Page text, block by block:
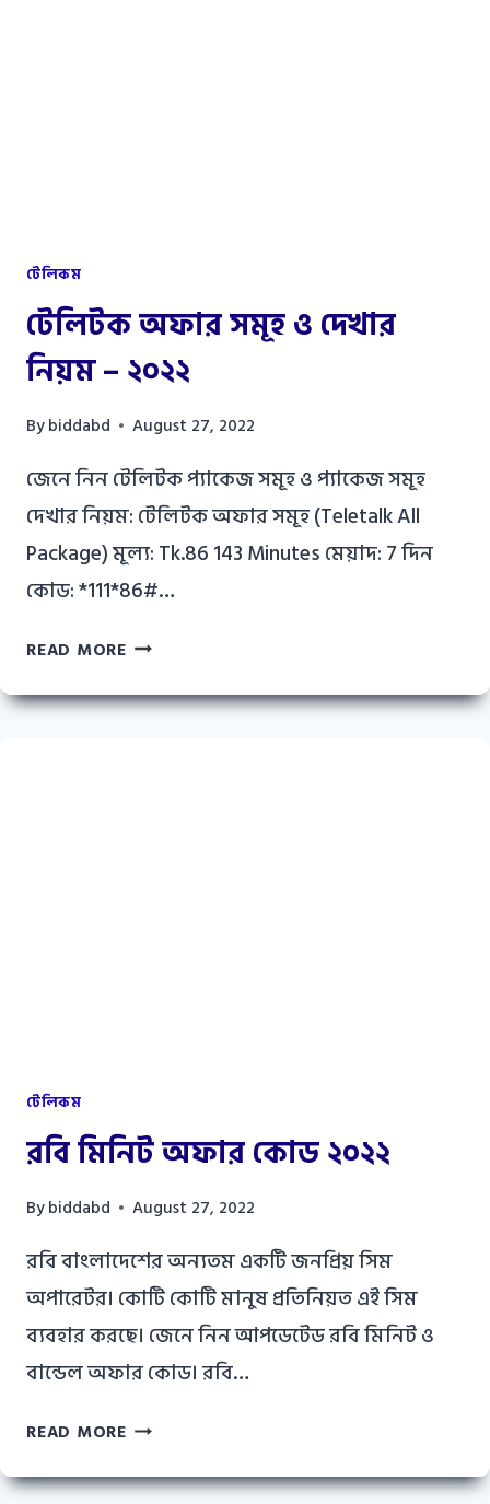
টেলিকম
টেলিটক অফার সমূহ ও দেখার
নিয়ম – ২০২২
Bybiddabd August 27, 2022
জেনে নিন টেলিটক প্যাকেজ সমূহ ও প্যাকেজ সমূহ
দেখার নিয়ম: টেলিটক অফার সমূহ (Teletalk All
Package) মূল্য: Tk.86 143 Minutes মেয়াদ: 7 দিন
কোড: *111*86#…
READ MOREটেলিটক
সমূহ
টেলিকম
রবি মিনিট অফার কোড ২০২২
Bybiddabd August 27, 2022
রবি বাংলাদেশের অন্যতম একটি জনপ্রিয় সিম
অপারেটর। কোটি কোটি মানুষ প্রতিনিয়ত এই সিম
ব্যবহার করছে। জেনে নিন আপডেটেড রবি মিনিট ও
বান্ডেল অফার কোড। রবি…
READ MOREরবি
অফার